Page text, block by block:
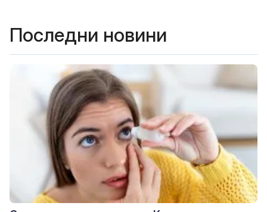
Последни новини